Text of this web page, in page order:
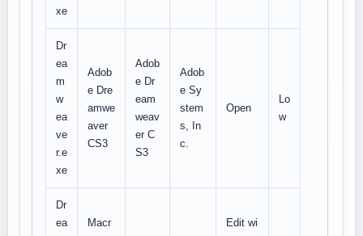
xe
Dr
ea
m
w
ea
ve
r.e
xe
Adob
e Dre
amwe
aver
CS3
Adob
e Dr
eam
weav
er C
S3
Adob
e Sy
stem
s, In
c.
Open
Lo
w
Dr
ea
Macr
Edit wi